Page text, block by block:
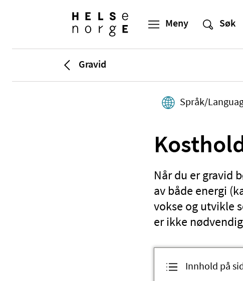
Gravid
Språk/
Når du er gravid
av både energi
vokse og utvikle
er ikke
Innhold på